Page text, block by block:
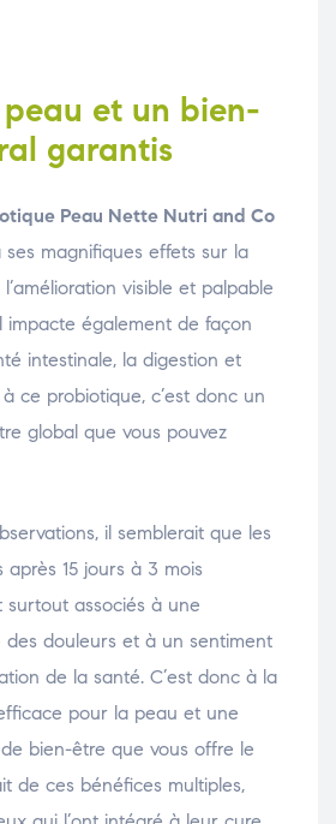
et un bien-
garantis
Peau Nette Nutri and Co
magnifiques effets sur la
visible et palpable
impacte également de façon
intestinale, la digestion et
à ce probiotique, c’est donc un
global que vous pouvez
il semblerait que les
après 15 jours à 3 mois
surtout associés à une
des douleurs et à un sentiment
de la santé. C’est donc à la
pour la peau et une
bien-être que vous offre le
de ces bénéfices multiples,